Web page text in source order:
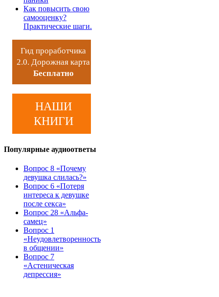
Как повысить свою
самооценку?
Практические шаги.
Гид проработчика
2.0. Дорожная карта
Бесплатно
НАШИ
КНИГИ
Популярные аудиоответы
Вопрос 8 «Почему
девушка слилась?»
Вопрос 6 «Потеря
интереса к девушке
после секса»
Вопрос 28 «Альфа-
самец»
Вопрос 1
«Неудовлетворенность
в общении»
Вопрос 7
«Астеническая
депрессия»